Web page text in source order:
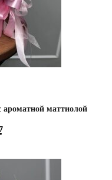
маттиолой